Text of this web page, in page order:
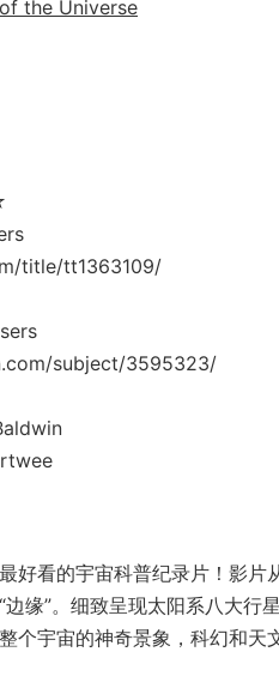
the Universe
title/tt1363109/
subject/3595323/
看的宇宙科普纪录片！影片
缘”。细致呈现太阳系八大
个宇宙的神奇景象，科幻和天